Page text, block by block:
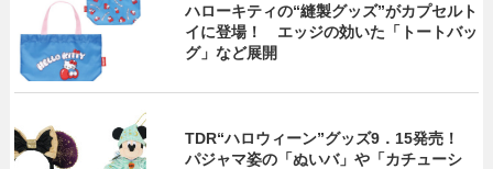
ハローキティの“縫製グッズ”がカプセルト
イに登場！ エッジの効いた「トートバッ
グ」など展開
TDR“ハロウィーン”グッズ9．15発売！
パジャマ姿の「ぬいバ」や「カチューシ